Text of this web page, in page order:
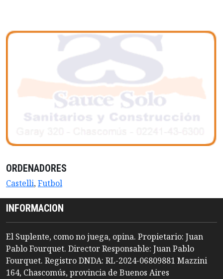
ORDENADORES
Castelli,Futbol
INFORMACION
El Suplente, como no juega, opina. Propietario: Juan
Pablo Fourquet. Director Responsable: Juan Pablo
Fourquet. Registro DNDA: RL-2024-06809881 Mazzini
164, Chascomús, provincia de Buenos Aires